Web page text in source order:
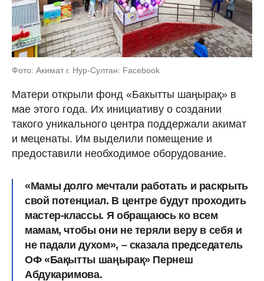
Фото: Акимат г. Нур-Султан: Facebook
Матери открыли фонд «Бакытты шаңырақ» в
мае этого года. Их инициативу о создании
такого уникального центра поддержали акимат
и меценаты. Им выделили помещение и
предоставили необходимое оборудование.
«Мамы долго мечтали работать и раскрыть
свой потенциал. В центре будут проходить
мастер-классы. Я обращаюсь ко всем
мамам, чтобы они не теряли веру в себя и
не падали духом», – сказала председатель
ОФ «Бақытты шаңырақ» Пернеш
Абдукаримова.